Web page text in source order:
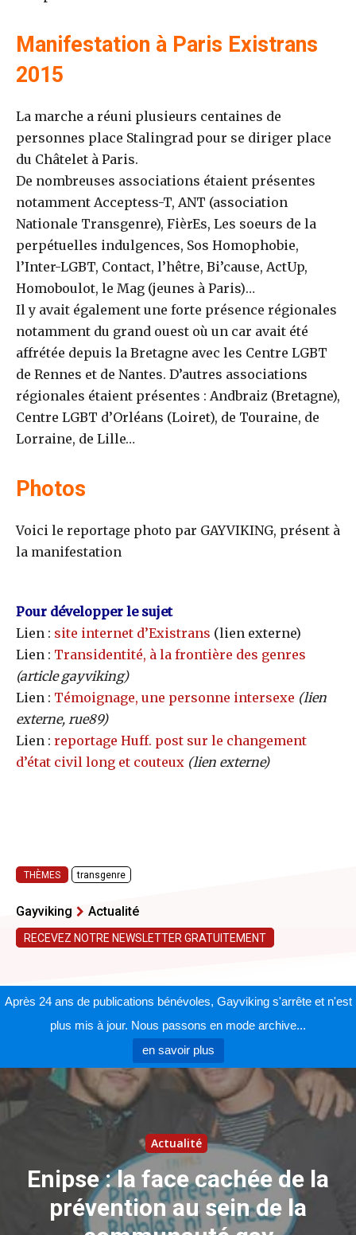
Manifestation à Paris Existrans
2015
La marche a réuni plusieurs centaines de
personnes place Stalingrad pour se diriger place
du Châtelet à Paris.
De nombreuses associations étaient présentes
notamment Acceptess-T, ANT (association
Nationale Transgenre), FièrEs, Les soeurs de la
perpétuelles indulgences, Sos Homophobie,
l’Inter-LGBT, Contact, l’hêtre, Bi’cause, ActUp,
Homoboulot, le Mag (jeunes à Paris)…
Il y avait également une forte présence régionales
notamment du grand ouest où un car avait été
affrétée depuis la Bretagne avec les Centre LGBT
de Rennes et de Nantes. D’autres associations
régionales étaient présentes : Andbraiz (Bretagne),
Centre LGBT d’Orléans (Loiret), de Touraine, de
Lorraine, de Lille…
Photos
Voici le reportage photo par GAYVIKING, présent à
la manifestation
Pour développer le sujet
Lien : site internet d’Existrans (lien externe)
Lien : Transidentité, à la frontière des genres
(article gayviking)
Lien : Témoignage, une personne intersexe (lien
externe, rue89)
Lien : reportage Huff. post sur le changement
d’état civil long et couteux (lien externe)
THÈMES transgenre
Gayviking Actualité
RECEVEZ NOTRE NEWSLETTER GRATUITEMENT